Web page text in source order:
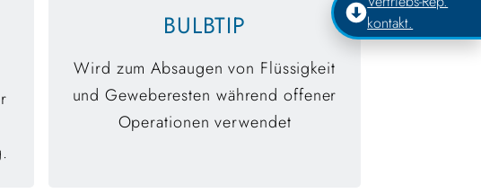
kontakt.
BULBTIP
Wird zum Absaugen von Flüssigkeit
und Geweberesten während offener
Operationen verwendet